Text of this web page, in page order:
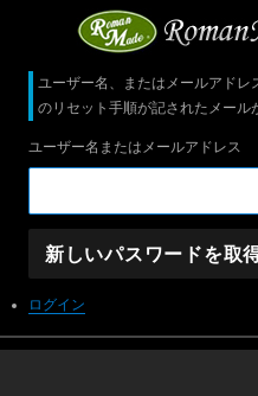
ユーザー名、またはメールアドレ
のリセット手順が記されたメール
ユーザー名またはメールアドレス
新しいパスワードを取
ログイン